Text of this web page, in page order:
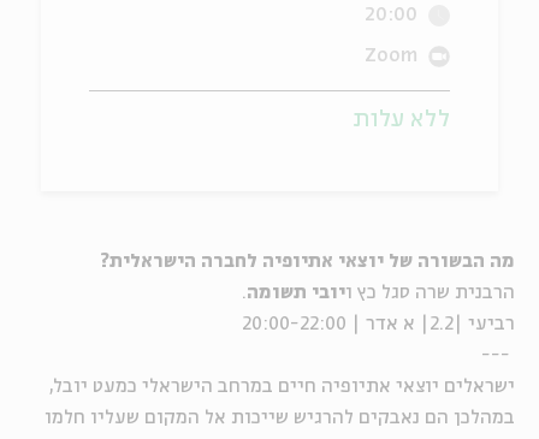
מה הבשורה של יוצאי אתיופיה לחברה הישראלית?
הרבנית שרה סגל כץ ויובי תשומה.
רביעי |2.2| א אדר | 20:00-22:00
---
ישראלים יוצאי אתיופיה חיים במרחב הישראלי כמעט יובל,
במהלכן הם נאבקים להרגיש שייכות אל המקום שעליו חלמו
20:00
Zoom
ללא עלות